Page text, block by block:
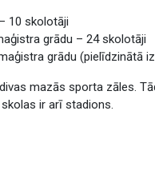
10 skolotāji
grādu – 24 skolotāji
grādu (pielīdzinātā
mazās sporta zāles.
ir arī stadions.